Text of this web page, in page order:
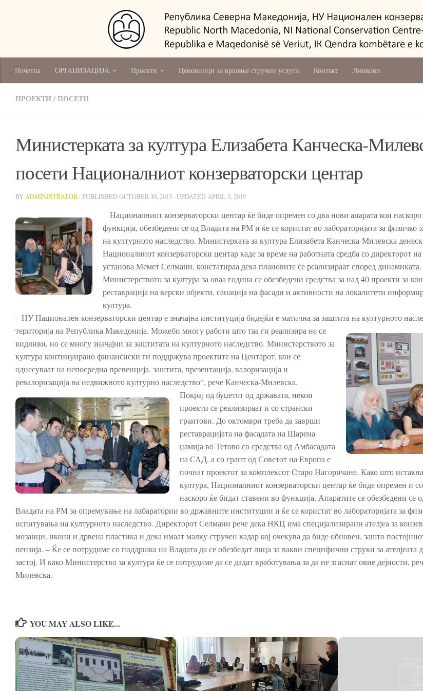
National Conservation Centre - Skopje
Почетна ОРГАНИЗАЦИЈА Проекти Ценовници за вршење стручни услуги Контакт Линкови
ПРОЕКТИ/ПОСЕТИ
Министерката за култура Елизабета Канческа-
посети Националниот конзерваторски центар
BY ADMINISTRATOR · PUBLISHEDOCTOBER 30, 2013 · UPDATED APRIL 3, 2019
Националниот конзерваторски центар ќе биде опремен со два нови апарата кои
функција, обезбедени се од Владата на РМ и ќе се користат во лабораторијата за
на културното наследство. Министерката за култура Елизабета Канческа-Милевска
Националниот конзерваторски центар каде за време на работната средба со директорот
установа Мемет Селмани, констатираа дека плановите се реализираат според динамиката.
Министерството за култура за оваа година се обезбедени средства за над 40 проекти за
реставрација на верски објекти, санација на фасади и активности на локалитети
култура.
– НУ Национален конзерваторски центар е значајна институција бидејќи е матична за заштита на културното
територија на Република Македонија. Можеби многу работи што таа ги реализира не се
видливи, но се многу значајни за заштитата на културното наследство. Министерството за
култура континуирано финансиски ги поддржува проектите на Центарот, кои се
однесуваат на непосредна превенција, заштита, презентација, валоризација и
ревалоризација на недвижното културно наследство“, рече Канческа-Милевска.
Покрај од буџетот од државата, некои
проекти се реализираат и со странски
грантови. До октомври треба да заврши
реставрацијата на фасадата на Шарена
џамија во Тетово со средства од Амбасадата
на САД, а со грант од Советот на Европа е
почнат проектот за комплексот Старо Нагоричане. Како што
култура, Националниот конзерваторски центар ќе биде опремен и
наскоро ќе бидат ставени во функција. Апаратите се обезбедени се
Владата на РМ за опремување на лабаратории во државните институции и ќе се користат во лабораторијата за
испитувања на културното наследство. Директорот Селмани рече дека НКЦ има специјализирани ателјеа за
мозаици, икони и дрвена пластика и дека имаат малку стручен кадар кој очекува да биде обновен, зашто
пензија. – Ќе се потрудиме со поддршка на Владата да се обезбедат лица за вакви специфични струки за ателјеата
застој. И како Министерство за култура ќе се потрудиме да се дадат вработувања за да не згаснат овие дејности,
Милевска.
YOU MAY ALSO LIKE...